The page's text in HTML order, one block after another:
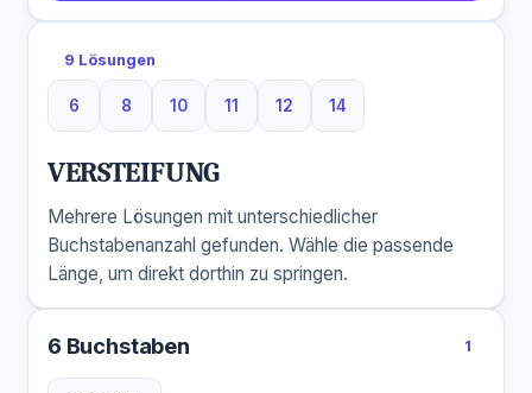
9 Lösungen
6
6 Buchstaben
8
8 Buchstaben
10
10 Buchstaben
11
11 Buchstaben
12
12 Buchstaben
14
14 Buchstaben
VERSTEIFUNG
Mehrere Lösungen mit unterschiedlicher
Buchstabenanzahl gefunden. Wähle die passende
Länge, um direkt dorthin zu springen.
6 Buchstaben 1